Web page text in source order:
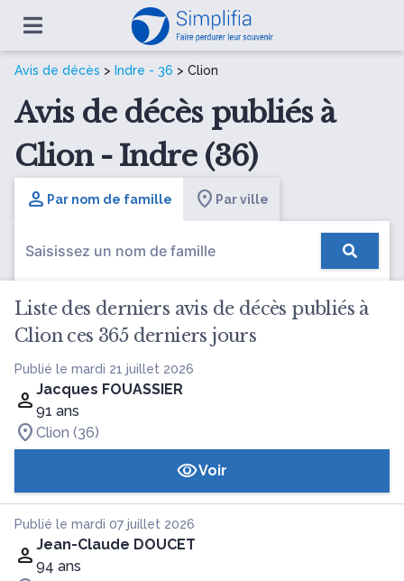
Avis de décès > Indre - 36 > Clion
Avis de décès publiés à
Clion - Indre (36)
Par nom de famille Par ville
Liste des derniers avis de décès publiés à
Clion ces 365 derniers jours
Publié le mardi 21 juillet 2026
Jacques FOUASSIER
91 ans
Clion (36)
Voir
Publié le mardi 07 juillet 2026
Jean-Claude DOUCET
94 ans